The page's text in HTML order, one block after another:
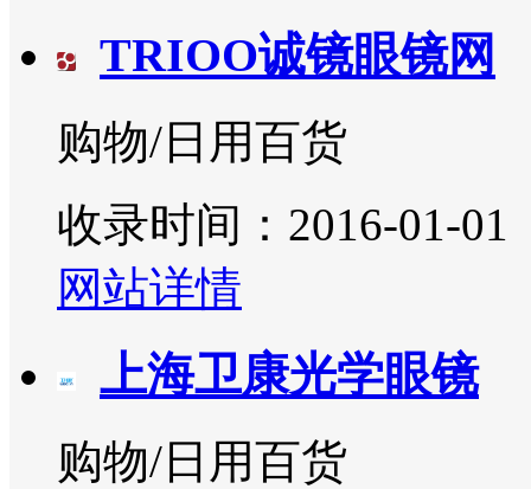
TRIOO诚镜眼镜网
购物/日用百货
收录时间：2016-01-01
网站详情
上海卫康光学眼镜
购物/日用百货